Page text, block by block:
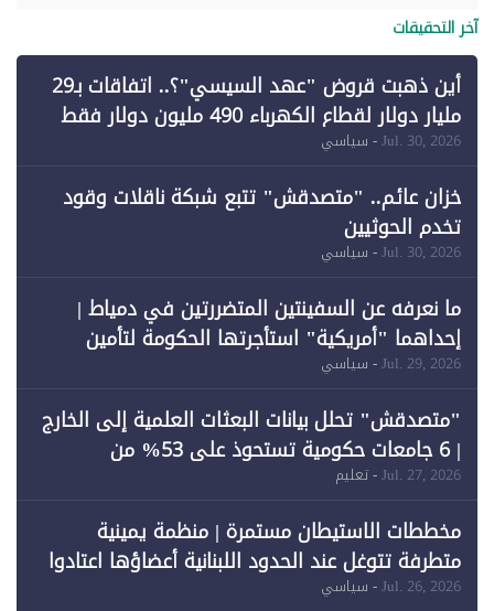
آخر التحقيقات
أين ذهبت قروض "عهد السيسي"؟.. اتفاقات بـ29
مليار دولار لقطاع الكهرباء 490 مليون دولار فقط
لـ"الطاقة المتجددة" (1)
Jul. 30, 2026- سياسي
خزان عائم.. "متصدقش" تتبع شبكة ناقلات وقود
تخدم الحوثيين
Jul. 30, 2026- سياسي
ما نعرفه عن السفينتين المتضررتين في دمياط |
إحداهما "أمريكية" استأجرتها الحكومة لتأمين
احتياجات الطاقة
Jul. 29, 2026- سياسي
"متصدقش" تحلل بيانات البعثات العلمية إلى الخارج
| 6 جامعات حكومية تستحوذ على 53% من
Jul. 27, 2026- تعليم
مخططات الاستيطان مستمرة | منظمة يمينية
متطرفة تتوغل عند الحدود اللبنانية أعضاؤها اعتادوا
خرق الحدود
Jul. 26, 2026- سياسي